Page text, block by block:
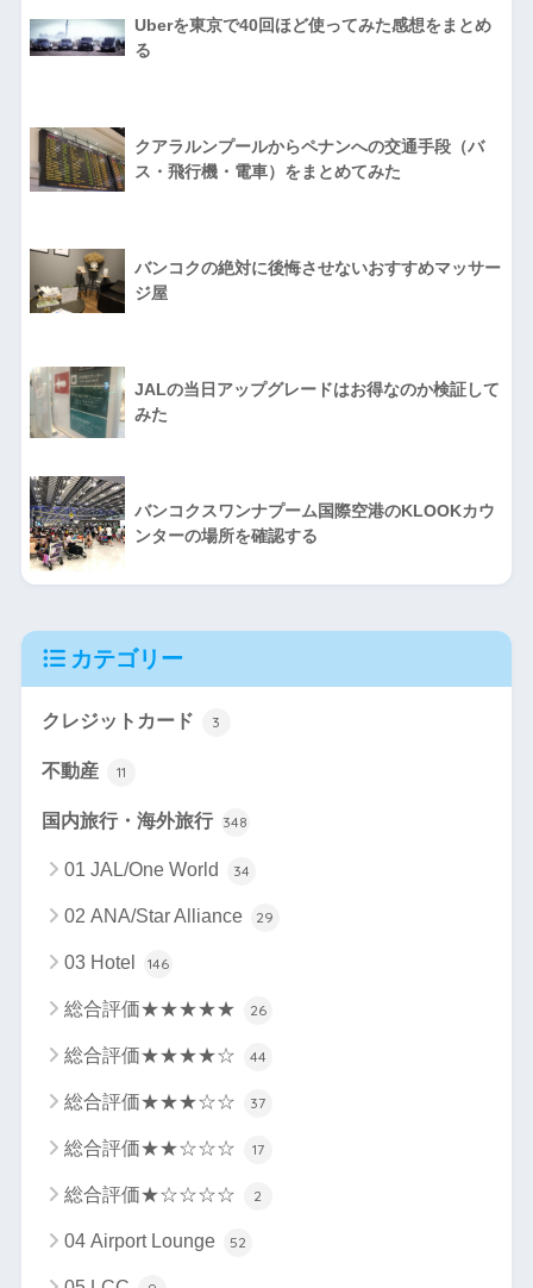
Uberを東京で40回ほど使ってみた感想をまとめ
る
クアラルンプールからペナンへの交通手段（バ
ス・飛行機・電車）をまとめてみた
バンコクの絶対に後悔させないおすすめマッサー
ジ屋
JALの当日アップグレードはお得なのか検証して
みた
バンコクスワンナプーム国際空港のKLOOKカウ
ンターの場所を確認する
カテゴリー
クレジットカード 3
不動産 11
国内旅行・海外旅行 348
01 JAL/One World 34
02 ANA/Star Alliance 29
03 Hotel 146
総合評価★★★★★ 26
総合評価★★★★☆ 44
総合評価★★★☆☆ 37
総合評価★★☆☆☆ 17
総合評価★☆☆☆☆ 2
04 Airport Lounge 52